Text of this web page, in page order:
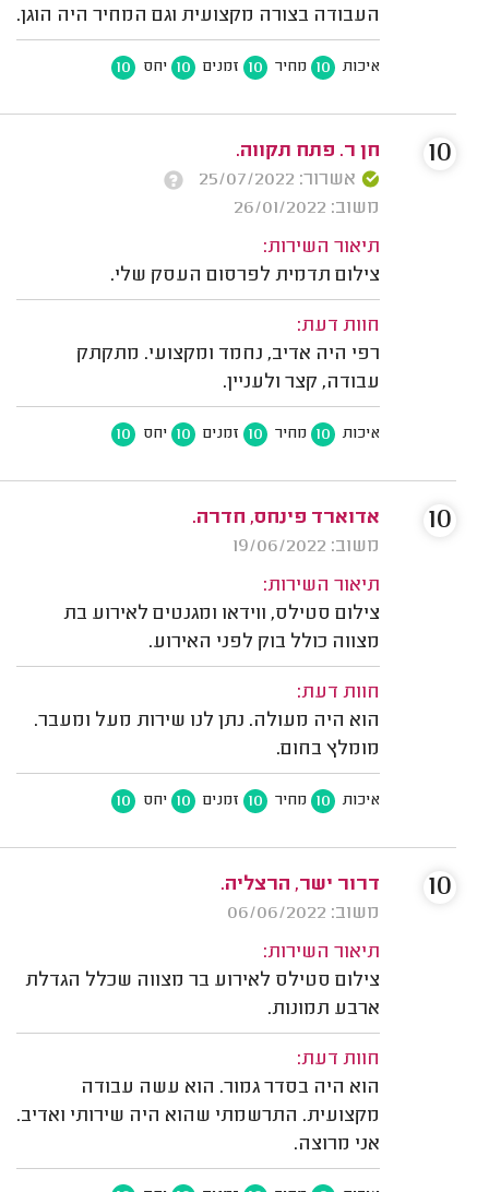
העבודה בצורה מקצועית וגם המחיר היה הוגן.
איכות 10 מחיר 10 זמנים 10 יחס 10
חן ר. פתח תקווה.
אשרור: 25/07/2022
משוב: 26/01/2022
תיאור השירות:
צילום תדמית לפרסום העסק שלי.
חוות דעת:
רפי היה אדיב, נחמד ומקצועי. מתקתק
עבודה, קצר ולעניין.
איכות 10 מחיר 10 זמנים 10 יחס 10
10
אדוארד פינחס, חדרה.
משוב: 19/06/2022
תיאור השירות:
צילום סטילס, ווידאו ומגנטים לאירוע בת
מצווה כולל בוק לפני האירוע.
חוות דעת:
הוא היה מעולה. נתן לנו שירות מעל ומעבר.
מומלץ בחום.
איכות 10 מחיר 10 זמנים 10 יחס 10
10
דרור ישר, הרצליה.
משוב: 06/06/2022
תיאור השירות:
צילום סטילס לאירוע בר מצווה שכלל הגדלת
ארבע תמונות.
חוות דעת:
הוא היה בסדר גמור. הוא עשה עבודה
מקצועית. התרשמתי שהוא היה שירותי ואדיב.
אני מרוצה.
10